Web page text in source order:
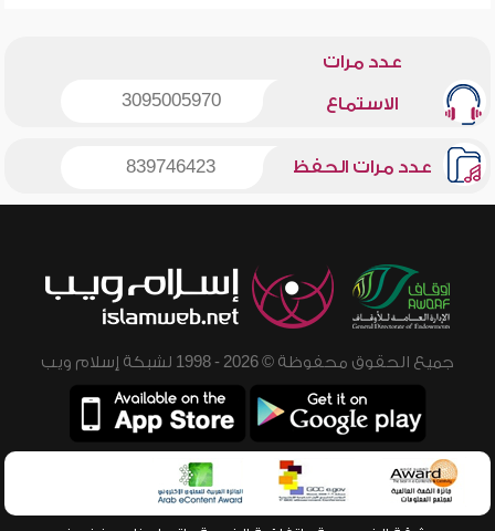
عدد مرات
الاستماع 3095005970
عدد مرات الحفظ 839746423
جميع الحقوق محفوظة © 2026 - 1998 لشبكة إسلام ويب